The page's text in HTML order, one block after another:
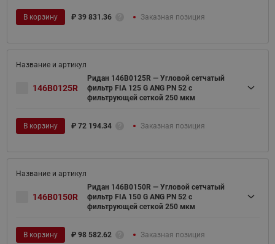
В корзину ₽ 39 831.36 Заказная позиция
146B0125R
Ридан 146B0125R — Угловой сетчатый
фильтр FIA 125 G ANG PN 52 c
фильтрующей сеткой 250 мкм
В корзину ₽ 72 194.34 Заказная позиция
146B0150R
Ридан 146B0150R — Угловой сетчатый
фильтр FIA 150 G ANG PN 52 c
фильтрующей сеткой 250 мкм
В корзину ₽ 98 582.62 Заказная позиция